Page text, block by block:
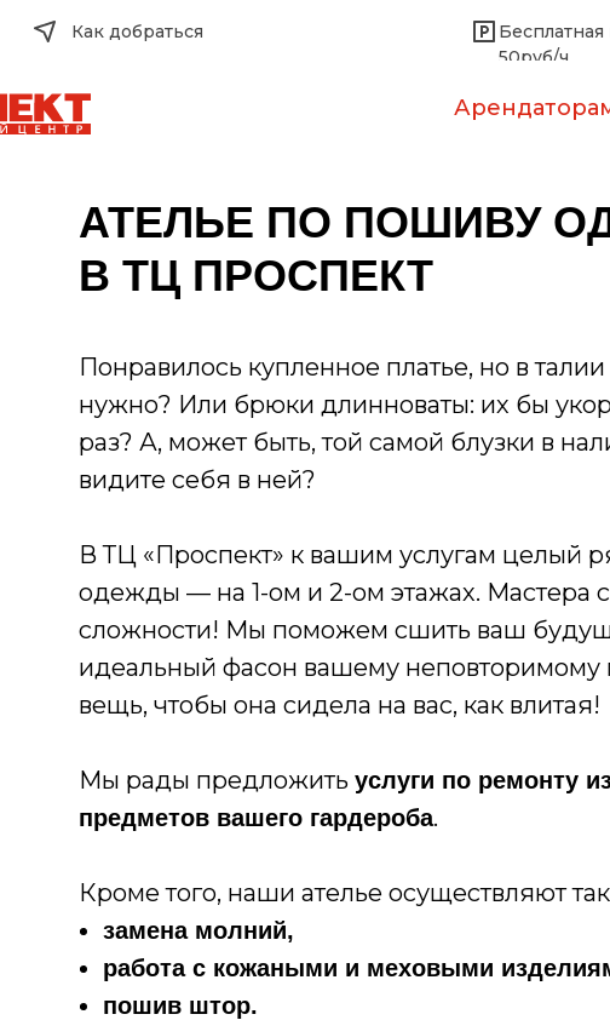
Как добраться
50руб/ч
АТЕЛЬЕ ПО ПОШИВУ
В ТЦ ПРОСПЕКТ
Понравилось купленное платье, но в
нужно? Или брюки длинноваты: их бы
раз? А, может быть, той самой блузки в
видите себя в ней?
В ТЦ «Проспект» к вашим услугам целый
одежды — на 1-ом и 2-ом этажах. Мастера
сложности! Мы поможем сшить ваш
идеальный фасон вашему
вещь, чтобы она сидела на вас, как влитая!
Мы рады предложить услуги по ремонту
предметов вашего гардероба.
Кроме того, наши ателье осуществляют
замена молний,
работа с кожаными и меховыми
пошив штор.